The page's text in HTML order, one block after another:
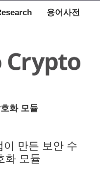
용어사전
화 모듈
이 만든 보안 수
화 모듈